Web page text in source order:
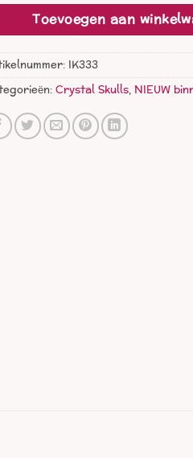
Toevoegen aan
IK333
Crystal Skulls, NIEUW